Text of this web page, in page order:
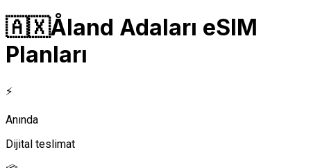
🇦🇽Åland Adaları eSIM
Planları
⚡
Anında
Dijital teslimat